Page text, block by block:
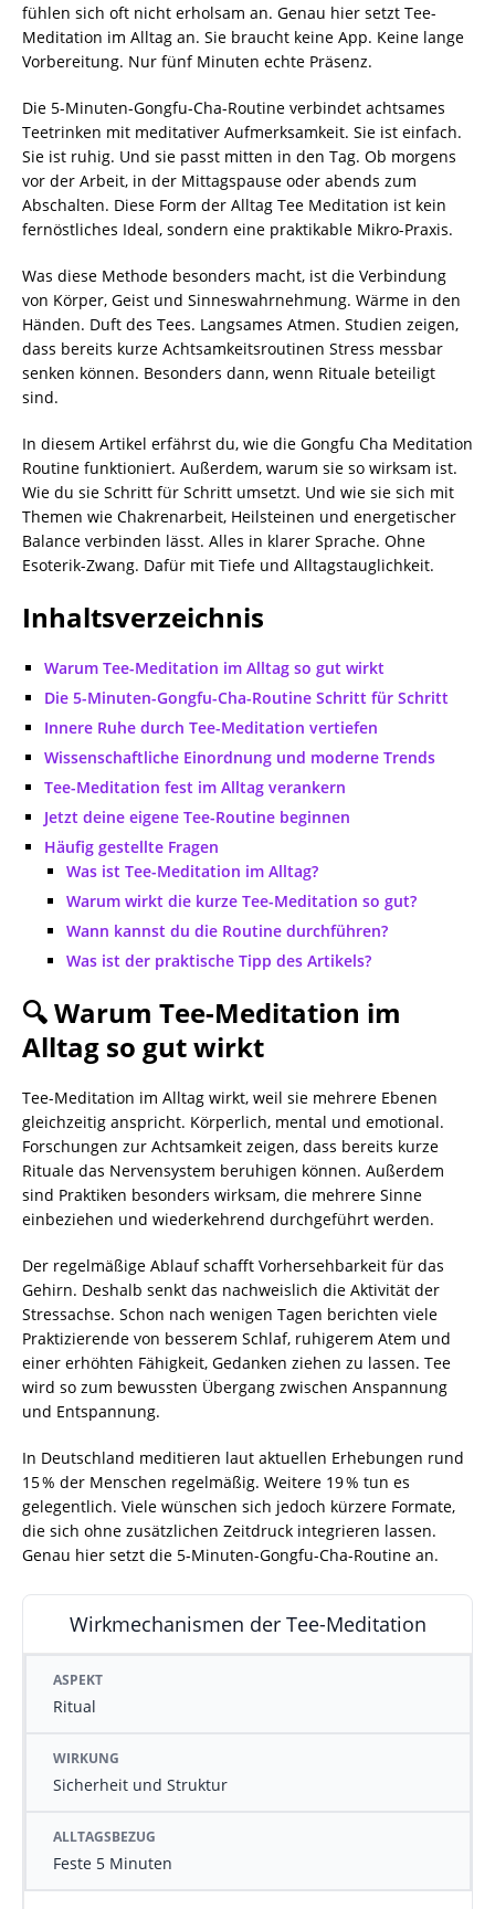
fühlen sich oft nicht erholsam an. Genau hier setzt Tee-
Meditation im Alltag an. Sie braucht keine App. Keine lange
Vorbereitung. Nur fünf Minuten echte Präsenz.
Die 5-Minuten-Gongfu-Cha-Routine verbindet achtsames
Teetrinken mit meditativer Aufmerksamkeit. Sie ist einfach.
Sie ist ruhig. Und sie passt mitten in den Tag. Ob morgens
vor der Arbeit, in der Mittagspause oder abends zum
Abschalten. Diese Form der Alltag Tee Meditation ist kein
fernöstliches Ideal, sondern eine praktikable Mikro-Praxis.
Was diese Methode besonders macht, ist die Verbindung
von Körper, Geist und Sinneswahrnehmung. Wärme in den
Händen. Duft des Tees. Langsames Atmen. Studien zeigen,
dass bereits kurze Achtsamkeitsroutinen Stress messbar
senken können. Besonders dann, wenn Rituale beteiligt
sind.
In diesem Artikel erfährst du, wie die Gongfu Cha Meditation
Routine funktioniert. Außerdem, warum sie so wirksam ist.
Wie du sie Schritt für Schritt umsetzt. Und wie sie sich mit
Themen wie Chakrenarbeit, Heilsteinen und energetischer
Balance verbinden lässt. Alles in klarer Sprache. Ohne
Esoterik-Zwang. Dafür mit Tiefe und Alltagstauglichkeit.
Inhaltsverzeichnis
Warum Tee-Meditation im Alltag so gut wirkt
Die 5-Minuten-Gongfu-Cha-Routine Schritt für Schritt
Innere Ruhe durch Tee-Meditation vertiefen
Wissenschaftliche Einordnung und moderne Trends
Tee-Meditation fest im Alltag verankern
Jetzt deine eigene Tee-Routine beginnen
Häufig gestellte Fragen
Was ist Tee-Meditation im Alltag?
Warum wirkt die kurze Tee-Meditation so gut?
Wann kannst du die Routine durchführen?
Was ist der praktische Tipp des Artikels?
🔍 Warum Tee-Meditation im
Alltag so gut wirkt
Tee-Meditation im Alltag wirkt, weil sie mehrere Ebenen
gleichzeitig anspricht. Körperlich, mental und emotional.
Forschungen zur Achtsamkeit zeigen, dass bereits kurze
Rituale das Nervensystem beruhigen können. Außerdem
sind Praktiken besonders wirksam, die mehrere Sinne
einbeziehen und wiederkehrend durchgeführt werden.
Der regelmäßige Ablauf schafft Vorhersehbarkeit für das
Gehirn. Deshalb senkt das nachweislich die Aktivität der
Stressachse. Schon nach wenigen Tagen berichten viele
Praktizierende von besserem Schlaf, ruhigerem Atem und
einer erhöhten Fähigkeit, Gedanken ziehen zu lassen. Tee
wird so zum bewussten Übergang zwischen Anspannung
und Entspannung.
In Deutschland meditieren laut aktuellen Erhebungen rund
15 % der Menschen regelmäßig. Weitere 19 % tun es
gelegentlich. Viele wünschen sich jedoch kürzere Formate,
die sich ohne zusätzlichen Zeitdruck integrieren lassen.
Genau hier setzt die 5-Minuten-Gongfu-Cha-Routine an.
Wirkmechanismen der Tee-Meditation
ASPEKT
Ritual
Sicherheit und Struktur
Feste 5 Minuten